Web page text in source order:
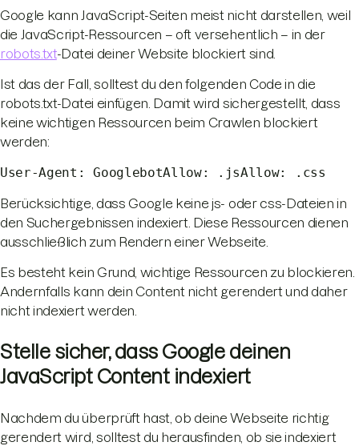
Google kann JavaScript-Seiten meist nicht darstellen, weil
die JavaScript-Ressourcen – oft versehentlich – in der
robots.txt-Datei deiner Website blockiert sind.
Ist das der Fall, solltest du den folgenden Code in die
robots.txt-Datei einfügen. Damit wird sichergestellt, dass
keine wichtigen Ressourcen beim Crawlen blockiert
werden:
User-Agent: GooglebotAllow: .jsAllow: .css
Berücksichtige, dass Google keine js- oder css-Dateien in
den Suchergebnissen indexiert. Diese Ressourcen dienen
ausschließlich zum Rendern einer Webseite.
Es besteht kein Grund, wichtige Ressourcen zu blockieren.
Andernfalls kann dein Content nicht gerendert und daher
nicht indexiert werden.
Stelle sicher, dass Google deinen
JavaScript Content indexiert
Nachdem du überprüft hast, ob deine Webseite richtig
gerendert wird, solltest du herausfinden, ob sie indexiert